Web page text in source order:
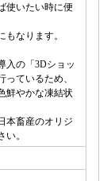
使いたい時に便
もなります。
入の「3Dショッ
ているため、
鮮やかな凍結状
本畜産のオリジ
。